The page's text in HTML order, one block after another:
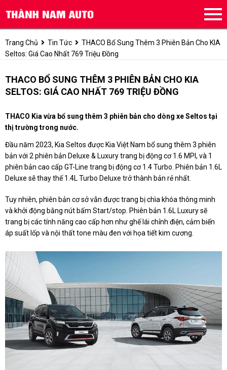
Trang Chủ Tin Tức
THACO Bổ Sung Thêm 3 Phiên Bản Cho KIA
Seltos: Giá Cao Nhất 769 Triệu Đồng
THACO BỔ SUNG THÊM 3 PHIÊN BẢN CHO KIA
SELTOS: GIÁ CAO NHẤT 769 TRIỆU ĐỒNG
THACO Kia vừa bổ sung thêm 3 phiên bản cho dòng xe Seltos tại
thị trường trong nước.
Đầu năm 2023, Kia Seltos được Kia Việt Nam bổ sung thêm 3 phiên
bản với 2 phiên bản Deluxe & Luxury trang bị động cơ 1.6 MPI, và 1
phiên bản cao cấp GT-Line trang bị động cơ 1.4 Turbo. Phiên bản 1.6L
Deluxe sẽ thay thế 1.4L Turbo Deluxe trở thành bản rẻ nhất.
Tuy nhiên, phiên bản cơ sở vẫn được trang bị chìa khóa thông minh
và khởi động bằng nút bấm Start/stop. Phiên bản 1.6L Luxury sẽ
trang bị các tính năng cao cấp hơn như ghế lái chỉnh điện, cảm biến
áp suất lốp và nội thất tone màu đen với họa tiết kim cương.